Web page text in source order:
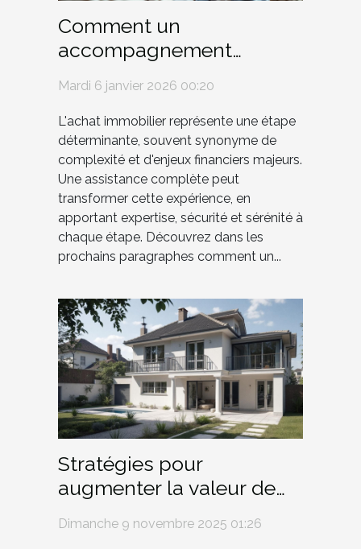
Comment un
accompagnement
complet facilite-t-il
l'achat immobilier ?
Mardi 6 janvier 2026 00:20
L'achat immobilier représente une étape
déterminante, souvent synonyme de
complexité et d'enjeux financiers majeurs.
Une assistance complète peut
transformer cette expérience, en
apportant expertise, sécurité et sérénité à
chaque étape. Découvrez dans les
prochains paragraphes comment un...
Stratégies pour
augmenter la valeur de
peu d'investissement
Dimanche 9 novembre 2025 01:26